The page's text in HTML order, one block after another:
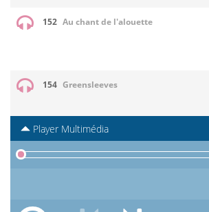
152 Au chant de l'alouette
154 Greensleeves
Player Multimédia